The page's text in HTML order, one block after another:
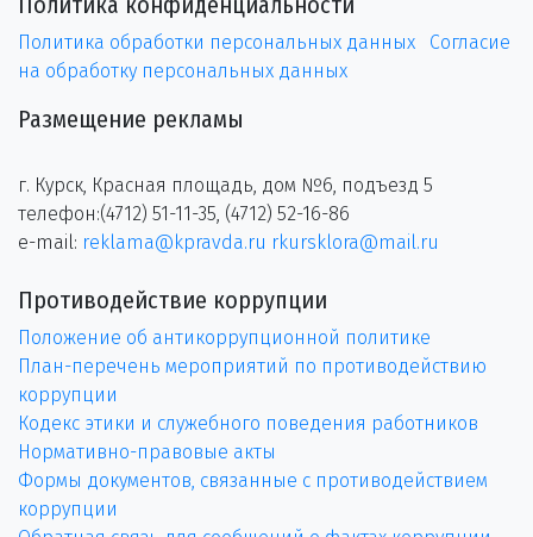
Политика обработки персональных данных
Согласие
на обработку персональных данных
Размещение рекламы
г. Курск, Красная площадь, дом №6, подъезд 5
телефон:(4712) 51-11-35, (4712) 52-16-86
e-mail: reklama@kpravda.ru rkursklora@mail.ru
Противодействие коррупции
Положение об антикоррупционной политике
План-перечень мероприятий по противодействию
коррупции
Кодекс этики и служебного поведения работников
Нормативно-правовые акты
Формы документов, связанные с противодействием
коррупции